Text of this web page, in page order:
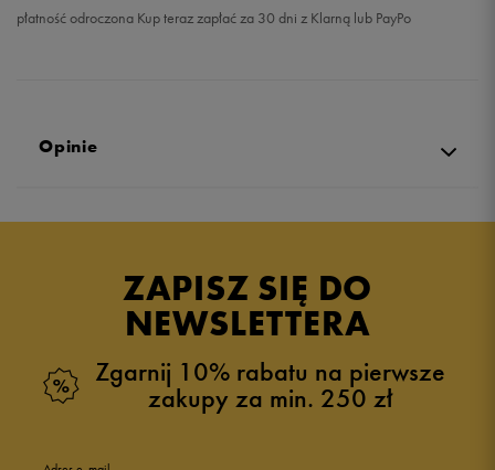
płatność odroczona Kup teraz zapłać za 30 dni z Klarną lub PayPo
Opinie
ZAPISZ SIĘ DO
NEWSLETTERA
Zgarnij 10% rabatu na pierwsze
zakupy za min. 250 zł